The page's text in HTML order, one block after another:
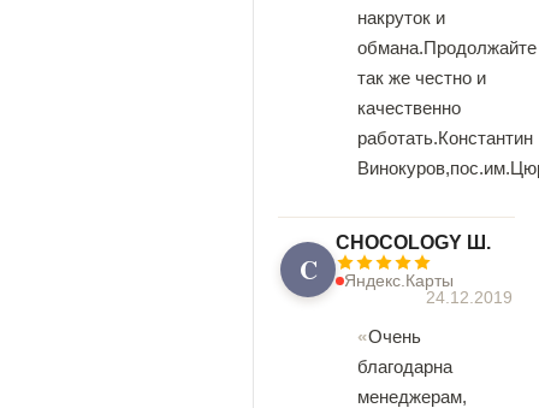
накруток и
обмана.Продолжайте
так же честно и
качественно
работать.Константин
C
CHOCOLOGY Ш.
Яндекс.Карты
24.12.2019
Очень
благодарна
менеджерам,